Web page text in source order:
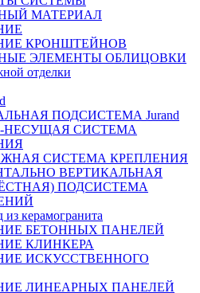
МАТЕРИАЛ
КРОНШТЕЙНОВ
ЭЛЕМЕНТЫ ОБЛИЦОВКИ
отделки
ПОДСИСТЕМА Jurand
НЕСУЩАЯ СИСТЕМА
СИСТЕМА КРЕПЛЕНИЯ
ВЕРТИКАЛЬНАЯ
ПОДСИСТЕМА
из керамогранита
БЕТОННЫХ ПАНЕЛЕЙ
КЛИНКЕРА
ИСКУССТВЕННОГО
ЛИНЕАРНЫХ ПАНЕЛЕЙ